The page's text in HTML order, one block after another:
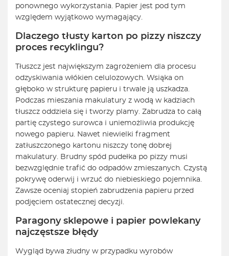
ponownego wykorzystania. Papier jest pod tym
względem wyjątkowo wymagający.
Dlaczego tłusty karton po pizzy niszczy
proces recyklingu?
Tłuszcz jest największym zagrożeniem dla procesu
odzyskiwania włókien celulozowych. Wsiąka on
głęboko w strukturę papieru i trwale ją uszkadza.
Podczas mieszania makulatury z wodą w kadziach
tłuszcz oddziela się i tworzy plamy. Zabrudza to całą
partię czystego surowca i uniemożliwia produkcję
nowego papieru. Nawet niewielki fragment
zatłuszczonego kartonu niszczy tonę dobrej
makulatury. Brudny spód pudełka po pizzy musi
bezwzględnie trafić do odpadów zmieszanych. Czystą
pokrywę oderwij i wrzuć do niebieskiego pojemnika.
Zawsze oceniaj stopień zabrudzenia papieru przed
podjęciem ostatecznej decyzji.
Paragony sklepowe i papier powlekany
najczęstsze błędy
Wygląd bywa złudny w przypadku wyrobów